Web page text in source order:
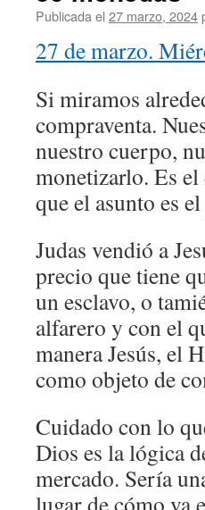
Publicada el 27 marzo, 2024
27 de marzo.
Si miramos
compraventa.
nuestro cuerpo,
monetizarlo. Es el
que el asunto es
Judas vendió a
precio que tiene
un esclavo, o
alfarero y con el
manera Jesús, el
como objeto de
Cuidado con lo
Dios es la lógica
mercado. Sería
lugar de cómo va